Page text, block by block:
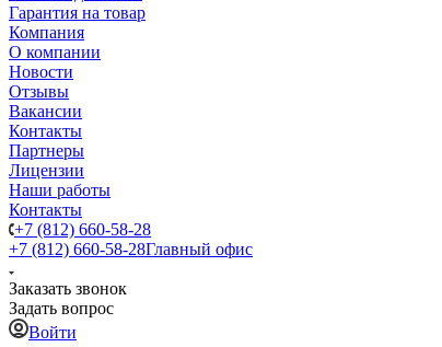
Гарантия на товар
Компания
О компании
Новости
Отзывы
Вакансии
Контакты
Партнеры
Лицензии
Наши работы
Контакты
+7 (812) 660-58-28
+7 (812) 660-58-28Главный офис
Заказать звонок
Задать вопрос
Войти